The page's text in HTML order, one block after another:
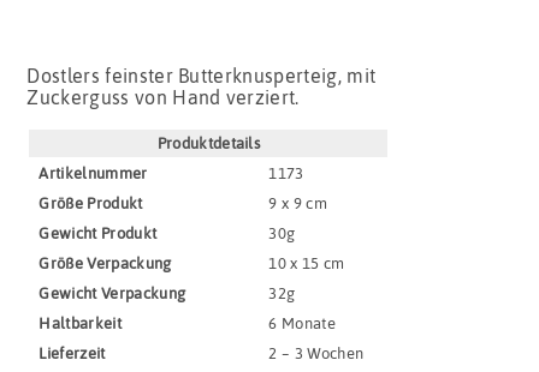
Dostlers feinster Butterknusperteig, mit
Zuckerguss von Hand verziert.
Produktdetails
Artikel­nummer
1173
Größe Produkt
9 x 9 cm
Gewicht Produkt
30g
Größe Verpackung
10 x 15 cm
Gewicht Verpackung
32g
Haltbar­keit
6 Monate
Lieferzeit
2 – 3 Wochen